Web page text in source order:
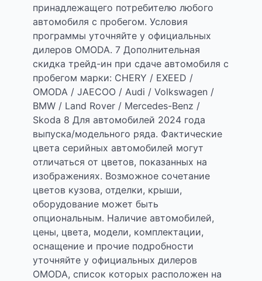
принадлежащего потребителю любого
автомобиля с пробегом. Условия
программы уточняйте у официальных
дилеров OMODA. 7 Дополнительная
скидка трейд-ин при сдаче автомобиля с
пробегом марки: CHERY / EXEED /
OMODA / JAECOO / Audi / Volkswagen /
BMW / Land Rover / Mercedes-Benz /
Skoda 8 Для автомобилей 2024 года
выпуска/модельного ряда. Фактические
цвета серийных автомобилей могут
отличаться от цветов, показанных на
изображениях. Возможное сочетание
цветов кузова, отделки, крыши,
оборудование может быть
опциональным. Наличие автомобилей,
цены, цвета, модели, комплектации,
оснащение и прочие подробности
уточняйте у официальных дилеров
OMODA, список которых расположен на